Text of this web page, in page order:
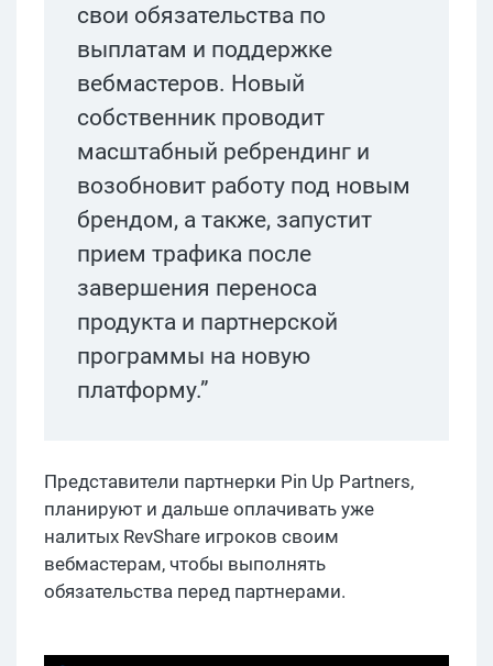
свои обязательства по
выплатам и поддержке
вебмастеров. Новый
собственник проводит
масштабный ребрендинг и
возобновит работу под новым
брендом, а также, запустит
прием трафика после
завершения переноса
продукта и партнерской
программы на новую
платформу.”
Представители партнерки Pin Up Partners,
планируют и дальше оплачивать уже
налитых RevShare игроков своим
вебмастерам, чтобы выполнять
обязательства перед партнерами.